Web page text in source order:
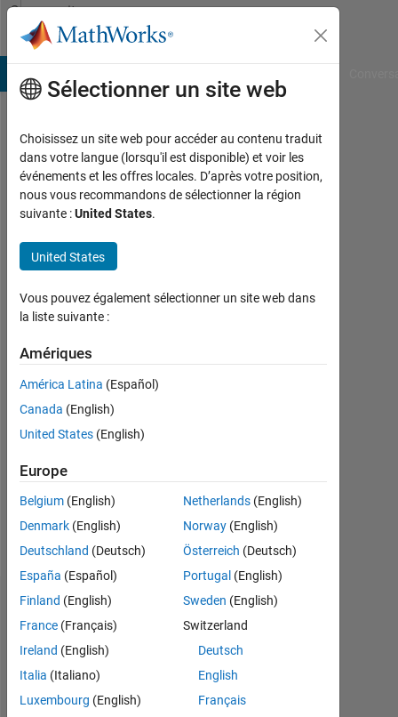
Passer au contenu
Community
Profile
Claudio
Ferrara
Last
environ
4 ans il
|
depuis
2021
Followers:
0
Follow
Tableau de bord
Statistiques
MATLAB Answers
Sélectionner un site web
Choisissez un site web pour accéder au contenu traduit
dans votre langue (lorsqu'il est disponible) et voir les
événements et les offres locales. D’après votre position,
nous vous recommandons de sélectionner la région
suivante :United States.
United States
Vous pouvez également sélectionner un site web dans
la liste suivante :
Amériques
América Latina (Español)
Canada (English)
United States (English)
Europe
Belgium (English)
Denmark (English)
Deutschland (Deutsch)
España (Español)
Finland (English)
France (Français)
Ireland (English)
Italia (Italiano)
Luxembourg (English)
Netherlands(English)
Norway(English)
Österreich (Deutsch)
Portugal (English)
Sweden (English)
Switzerland
Deutsch
English
Français